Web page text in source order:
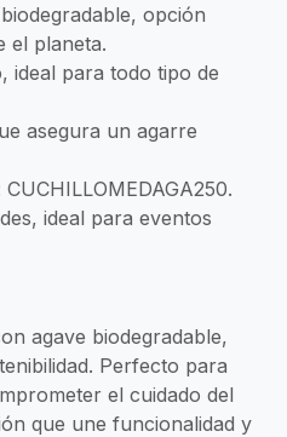
opción
el planeta.
ideal para todo tipo de
asegura un agarre
ideal para eventos
agave biodegradable,
Perfecto para
el cuidado del
que une funcionalidad y